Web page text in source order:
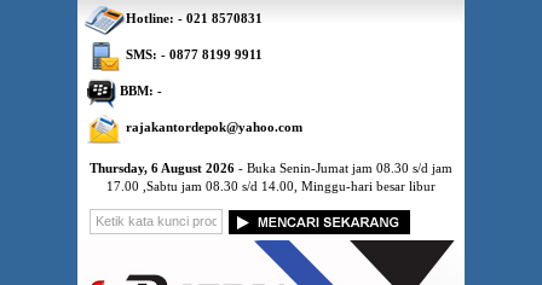
Thursday, 6 August 2026 - Buka Senin-Jumat jam 08.30 s/d jam
17.00 ,Sabtu jam 08.30 s/d 14.00, Minggu-hari besar libur
Hotline: - 021 8570831
SMS: - 0877 8199 9911
BBM: -
rajakantordepok@yahoo.com